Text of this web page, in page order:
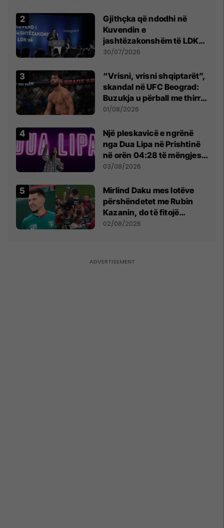
Gjithçka që ndodhi në
Kuvendin e
jashtëzakonshëm të LDK-
së
30/07/2026
“Vrisni, vrisni shqiptarët”,
skandal në UFC Beograd:
Buzukja u përball me thirrje
anti-shqiptare nga
01/08/2026
Një pleskavicë e ngrënë
nga Dua Lipa në Prishtinë
në orën 04:28 të mëngjesit
- dhe bota digjitale serbe
03/08/2026
Mirlind Daku mes lotëve
përshëndetet me Rubin
Kazanin, do të fitojë
miliona te Spartak Moska
02/08/2026